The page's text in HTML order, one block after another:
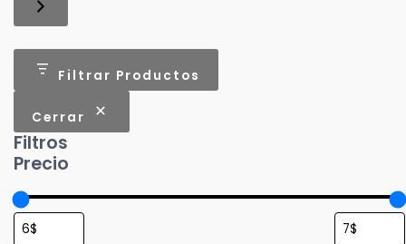
Filtrar Productos
Cerrar
Filtros
Precio